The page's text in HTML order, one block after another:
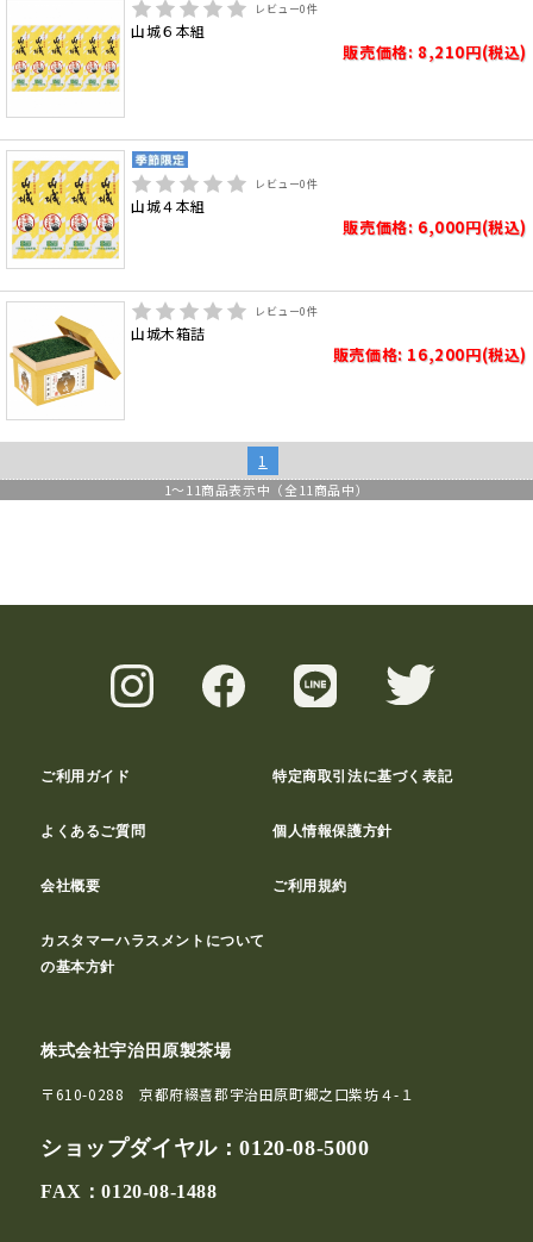
レビュー0件
山城６本組
販売価格: 8,210円(税込)
レビュー0件
山城４本組
販売価格: 6,000円(税込)
レビュー0件
山城木箱詰
販売価格: 16,200円(税込)
1
1～ 11商品表示中（全 11商品中）
ご利用ガイド 特定商取引法に基づく表記
よくあるご質問 個人情報保護方針
会社概要 ご利用規約
カスタマーハラスメントについて
の基本方針
株式会社宇治田原製茶場
〒610-0288 京都府綴喜郡宇治田原町郷之口紫坊４-１
ショップダイヤル：0120-08-5000
FAX：0120-08-1488